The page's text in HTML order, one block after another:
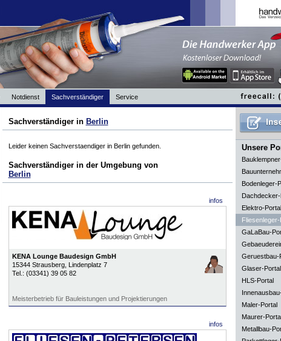
Notdienst Sachverständiger Service
Sachverständiger in Berlin
Leider keinen Sachverstaendiger in Berlin gefunden.
Sachverständiger in der Umgebung von
Berlin
infos
KENA Lounge Baudesign GmbH
15344 Strausberg, Lindenplatz 7
Tel.: (03341) 39 05 82
Meisterbetrieb für Bauleistungen und Projektierungen
infos
Unsere
Bodenleger-
Elektro-Portal
Fliesenleger-
GaLaBau-
Geruestbau-
Glaser-Portal
HLS-Portal
Maler-Portal
Maurer-
Metallbau-